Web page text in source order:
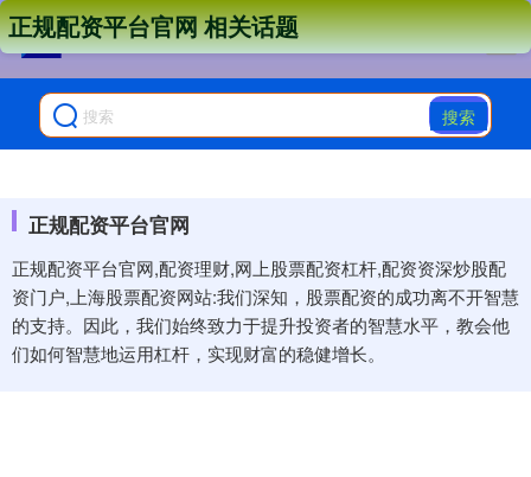
搜索
正规配资平台官网
正规配资平台官网,配资理财,网上股票配资杠杆,配资资深炒股配
资门户,上海股票配资网站:我们深知，股票配资的成功离不开智慧
的支持。因此，我们始终致力于提升投资者的智慧水平，教会他
们如何智慧地运用杠杆，实现财富的稳健增长。
正规配资平台官网 相关话题